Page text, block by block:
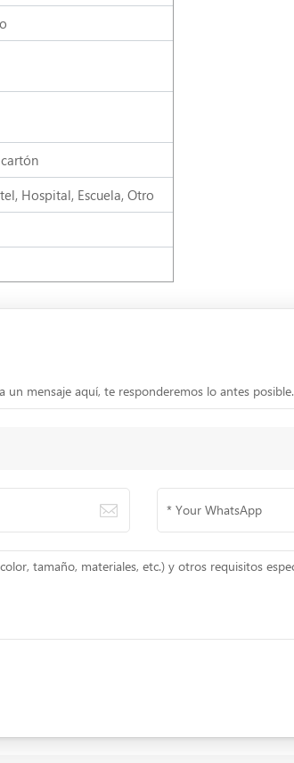
Hospital, Escuela, Otro
un mensaje aquí, te responderemos lo antes posible.